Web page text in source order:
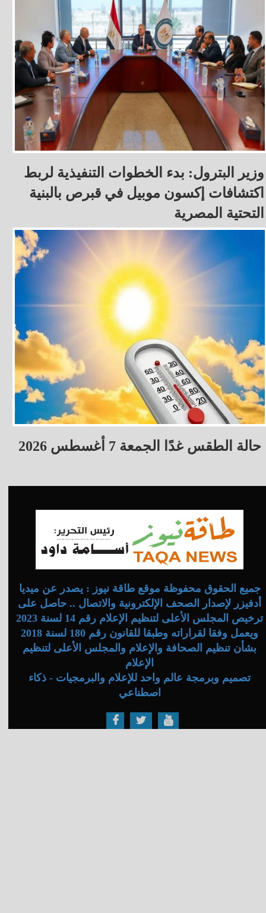
وزير البترول: بدء الخطوات التنفيذية لربط
اكتشافات إكسون موبيل في قبرص بالبنية
التحتية المصرية
حالة الطقس غدًا الجمعة 7 أغسطس 2026
جميع الحقوق محفوظة موقع طاقة نيوز : يصدر عن ميديا
أدفيزر لإصدار الصحف الإلكترونية والاتصال .. حاصل على
ترخيص المجلس الأعلى لتنظيم الإعلام رقم 14 لسنة 2023
ويعمل وفقا لقراراته وطبقا للقانون رقم 180 لسنة 2018
بشأن تنظيم الصحافة والإعلام والمجلس الأعلى لتنظيم
الإعلام
تصميم وبرمجة عالم واحد للإعلام والبرمجيات - ذكاء
اصطناعي